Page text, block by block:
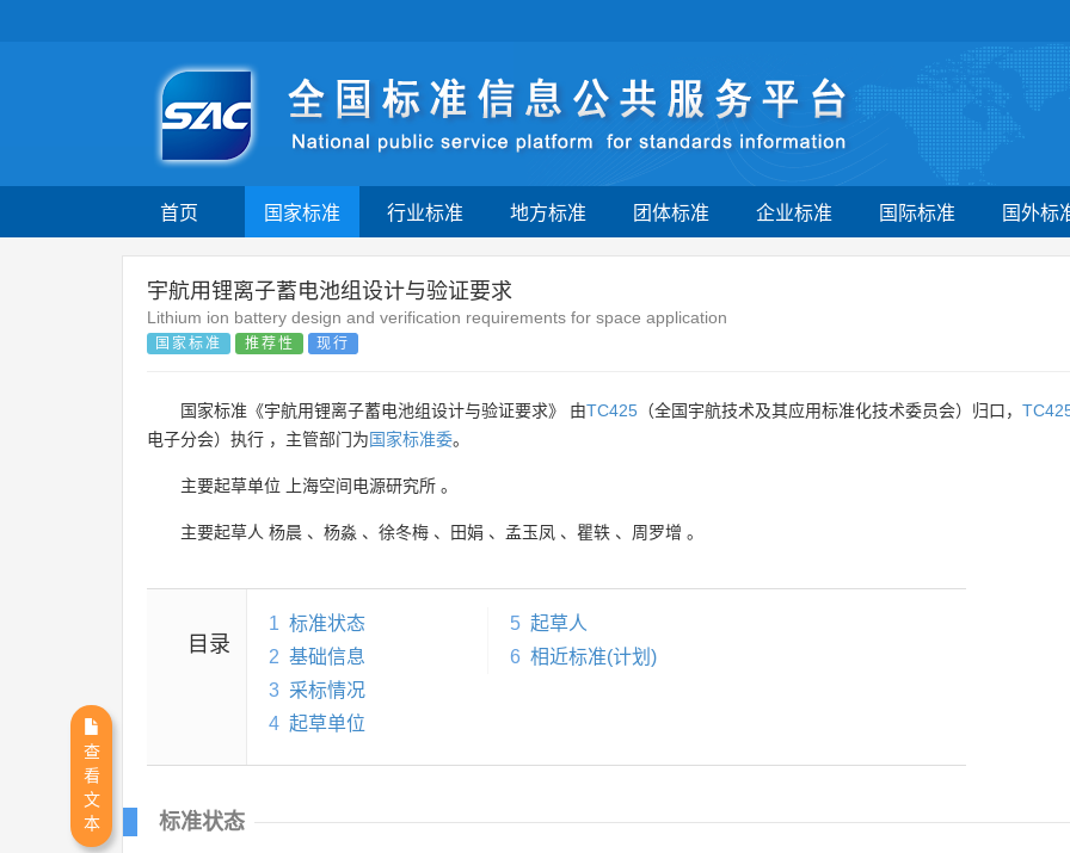
首页 国家标准 行业标准 地方标准 团体标准 企业标准 国际标准 国外标
宇航用锂离子蓄电池组设计与验证要求
Lithium ion battery design and verification requirements for space application
国家标准 推荐性 现行
国家标准《宇航用锂离子蓄电池组设计与验证要求》 由TC425 （全国宇航技术及其应用标准化技术委员会）归口，
电子分会）执行 ，主管部门为国家标准委。
主要起草单位 上海空间电源研究所 。
主要起草人 杨晨 、 杨淼 、 徐冬梅 、 田娟 、 孟玉凤 、 瞿轶 、 周罗增 。
目录
1 标准状态
2 基础信息
3 采标情况
4 起草单位
5 起草人
6 相近标准(计划)
标准状态
查
看
文
本